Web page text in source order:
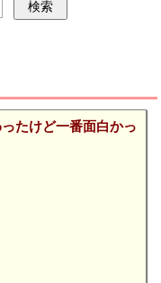
たけど一番面白かっ